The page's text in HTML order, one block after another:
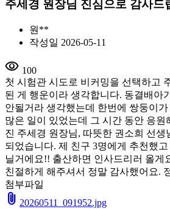
주세경 원장님 진심으로 감사
원**
작성일 2026-05-11
visibility 100
첫 시험관 시도로 비커밍을 선택하고
된 게 행운이라 생각합니다. 동결배아
안될거라 생각했는데 한번에 쌍둥이
많은 일이 있었는데 그 시간 동안 응원
진 주세경 원장님, 따뜻한 권소희 선생
되었습니다. 제 친구 3명에게 추천했
닐거에요!! 출산하면 인사드리러 올게
친절하게 해주셔서 정말 감사했어요.
첨부파일
attach_file 20260511_091952.jpg